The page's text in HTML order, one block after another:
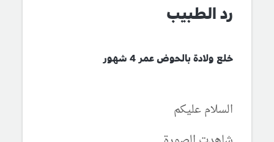
رد الطبيب
خلع ولادة بالحوض عمر 4 شهور
السلام عليكم